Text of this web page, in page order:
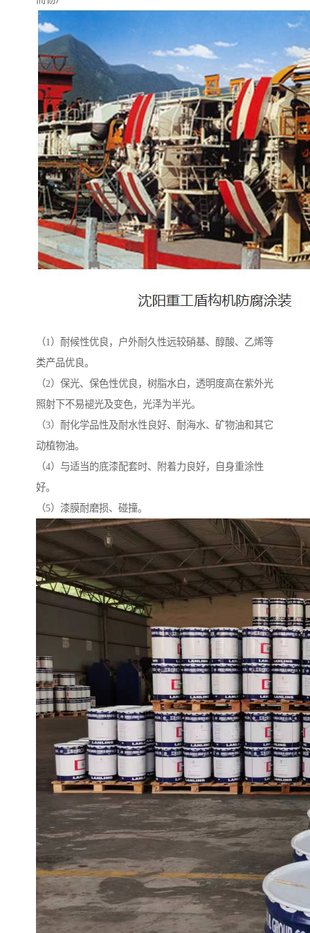
（1）耐候性优良，户外耐久性远较硝基、醇酸、乙烯等
类产品优良。
（2）保光、保色性优良，树脂水白，透明度高在紫外光
照射下不易褪光及变色，光泽为半光。
（3）耐化学品性及耐水性良好、耐海水、矿物油和其它
动植物油。
（4）与适当的底漆配套时、附着力良好，自身重涂性
好。
（5）漆膜耐磨损、碰撞。